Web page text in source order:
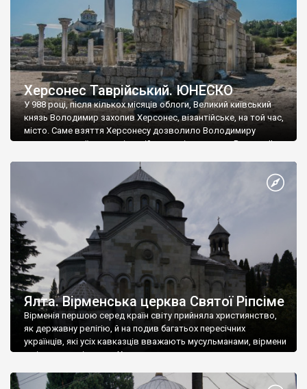
Херсонес Таврійський. ЮНЕСКО
У 988 році, після кількох місяців облоги, Великий київський
князь Володимир захопив Херсонес, візантійське, на той час,
місто. Саме взяття Херсонесу дозволило Володимиру
диктувати свої умови візантійському імператору Василю ІІ, та
Херсонесі Володимир-язичник, став Василем-християнином.
А потім було Хрещення Русі. На честь Херсонесу Таврійського
Ялта. Вірменська церква Святої Ріпсіме
Вірменія першою серед країн світу прийняла християнство,
як державну релігію, й на подив багатьох пересічних
українців, які усіх кавказців вважають мусульманами, вірмени
є відданими вірянами Христа